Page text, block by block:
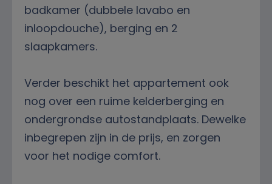
badkamer (dubbele lavabo en
inloopdouche), berging en 2
slaapkamers.
Verder beschikt het appartement ook
nog over een ruime kelderberging en
ondergrondse autostandplaats. Dewelke
inbegrepen zijn in de prijs, en zorgen
voor het nodige comfort.